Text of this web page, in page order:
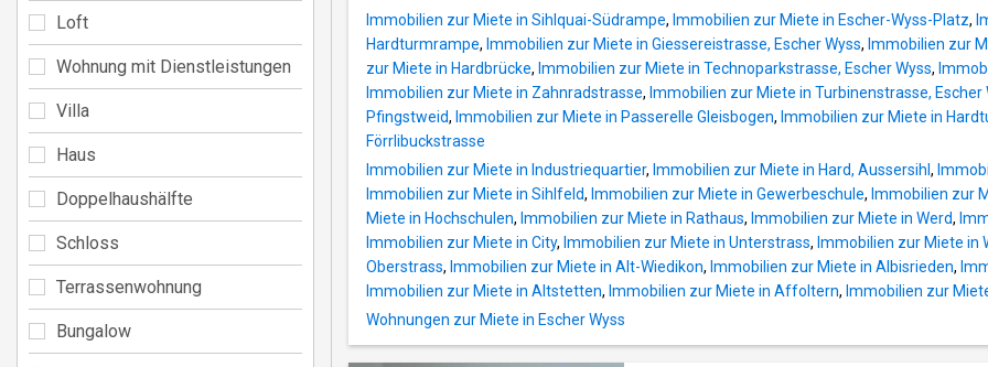
Immobilien zur Miete in Sihlquai-Südrampe, Immobilien zur Miete in Escher-Wyss-Platz,
Hardturmrampe, Immobilien zur Miete in Giessereistrasse, Escher Wyss, Immobilien zur
zur Miete in Hardbrücke, Immobilien zur Miete in Technoparkstrasse, Escher Wyss,
Immobilien zur Miete in Zahnradstrasse, Immobilien zur Miete in Turbinenstrasse, Escher
Pfingstweid, Immobilien zur Miete in Passerelle Gleisbogen, Immobilien zur Miete in
Förrlibuckstrasse
Immobilien zur Miete in Industriequartier, Immobilien zur Miete in Hard, Aussersihl ,
Immobilien zur Miete in Sihlfeld, Immobilien zur Miete in Gewerbeschule, Immobilien zur
Miete in Hochschulen, Immobilien zur Miete in Rathaus, Immobilien zur Miete in Werd,
Immobilien zur Miete in City, Immobilien zur Miete in Unterstrass, Immobilien zur Miete in
Oberstrass, Immobilien zur Miete in Alt-Wiedikon, Immobilien zur Miete in Albisrieden,
Immobilien zur Miete in Altstetten, Immobilien zur Miete in Affoltern, Immobilien zur
Wohnungen zur Miete in Escher Wyss
Loft
Wohnung mit Dienstleistungen
Villa
Haus
Doppelhaushälfte
Schloss
Terrassenwohnung
Bungalow